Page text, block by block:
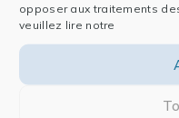
opposer aux traitements
veuillez lire notre
Une offre de
mesure